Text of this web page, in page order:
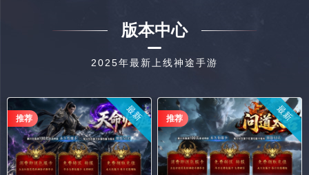
版本中心
2025年最新上线神途手游
推荐 最新 推荐 最新